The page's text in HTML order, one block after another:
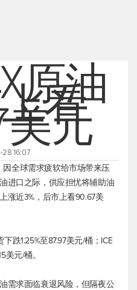
原油
看
美元
28 16:07
因全球需求疲软给市场带来压
进口之际，供应担忧将辅助油
涨近3%，后市上看90.67美
跌1.25%至87.97美元/桶；ICE
美元/桶。
需求面临衰退风险，但隔夜公